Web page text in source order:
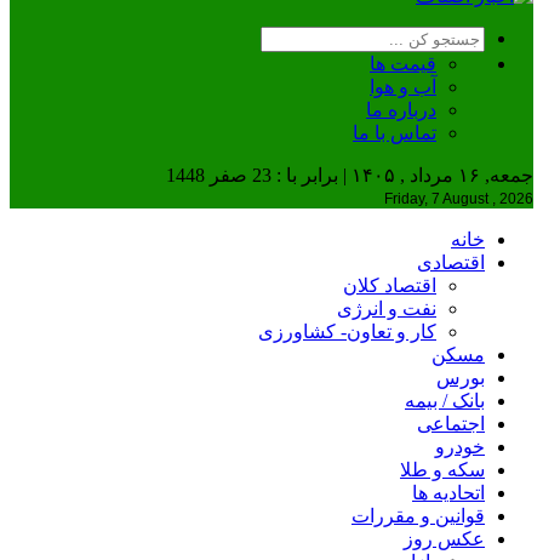
قیمت ها
آب و هوا
درباره ما
تماس با ما
جمعه, ۱۶ مرداد , ۱۴۰۵ | برابر با : 23 صفر 1448
Friday, 7 August , 2026
خانه
اقتصادی
اقتصاد کلان
نفت و انرژی
کار و تعاون- کشاورزی
مسکن
بورس
بانک / بیمه
اجتماعی
خودرو
سکه و طلا
اتحادیه ها
قوانین و مقررات
عکس روز